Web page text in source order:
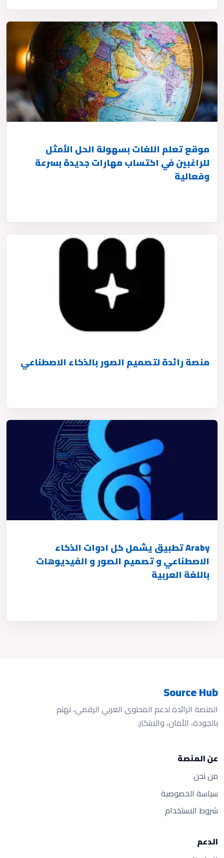
موقع تعلم اللغات بسهولة الحل الأمثل
للراغبين في اكتساب مهارات جديدة بسرعة
وفعالية
منصة رائدة لتصميم الصور بالذكاء الاصطناعي
Araby تطبيق يشمل كل ادوات الذكاء
الاصطناعي و تصميم الصور و الفيديوهات
باللغة العربية
Source Hub
المنصة الرائدة لدعم المحتوى العربي الرقمي، نهتم
بالجودة، الأمان، والابتكار.
عن المنصة
من نحن
سياسة الخصوصية
شروط الاستخدام
الدعم